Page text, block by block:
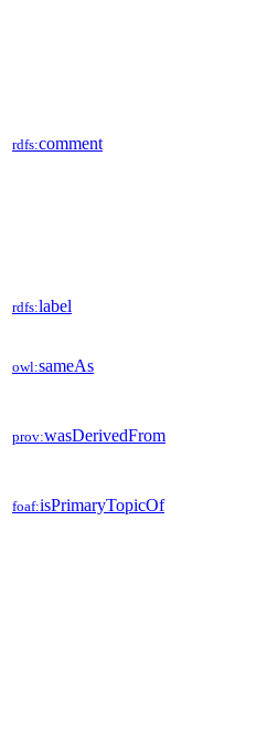
rdfs:comment
rdfs:label
owl:sameAs
prov:wasDerivedFrom
foaf:isPrimaryTopicOf